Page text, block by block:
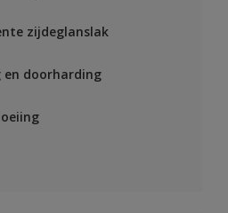
zijdeglanslak
en doorharding